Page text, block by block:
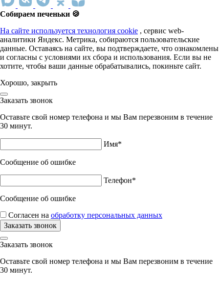
Собираем печеньки 🍪
На сайте используется технология cookie , сервис web-
аналитики Яндекс. Метрика, собираются пользовательские
данные. Оставаясь на сайте, вы подтверждаете, что ознакомлены
и согласны с условиями их сбора и использования. Если вы не
хотите, чтобы ваши данные обрабатывались, покиньте сайт.
Хорошо, закрыть
Заказать звонок
Оставьте свой номер телефона и мы Вам перезвоним в течение
30 минут.
Имя*
Сообщение об ошибке
Телефон*
Сообщение об ошибке
Согласен на обработку персональных данных
Заказать звонок
Оставьте свой номер телефона и мы Вам перезвоним в течение
30 минут.